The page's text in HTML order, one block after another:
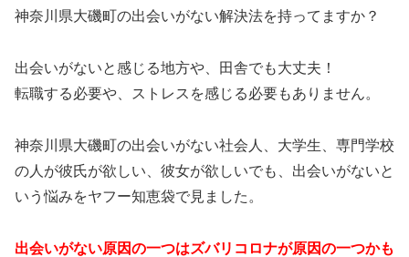
神奈川県大磯町の出会いがない解決法を持ってますか？
出会いがないと感じる地方や、田舎でも大丈夫！
転職する必要や、ストレスを感じる必要もありません。
神奈川県大磯町の出会いがない社会人、大学生、専門学校
の人が彼氏が欲しい、彼女が欲しいでも、出会いがないと
いう悩みをヤフー知恵袋で見ました。
出会いがない原因の一つはズバリコロナが原因の一つかも